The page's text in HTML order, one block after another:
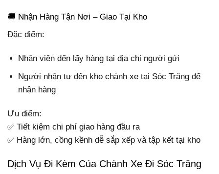
🚚 Nhận Hàng Tận Nơi – Giao Tại Kho
Đặc điểm:
Nhân viên đến lấy hàng tại địa chỉ người gửi
Người nhận tự đến kho chành xe tại Sóc Trăng để
nhận hàng
Ưu điểm:
✅ Tiết kiệm chi phí giao hàng đầu ra
✅ Hàng lớn, cồng kềnh dễ sắp xếp và tập kết tại kho
Dịch Vụ Đi Kèm Của Chành Xe Đi Sóc Trăng